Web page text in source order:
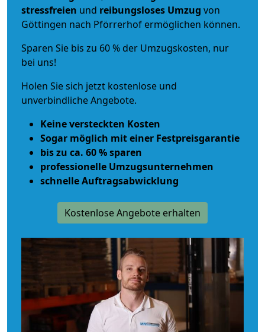
stressfreien und reibungsloses Umzug von
Göttingen nach Pförrerhof ermöglichen können.
Sparen Sie bis zu 60 % der Umzugskosten, nur
bei uns!
Holen Sie sich jetzt kostenlose und
unverbindliche Angebote.
Keine versteckten Kosten
Sogar möglich mit einer Festpreisgarantie
bis zu ca. 60 % sparen
professionelle Umzugsunternehmen
schnelle Auftragsabwicklung
Kostenlose Angebote erhalten